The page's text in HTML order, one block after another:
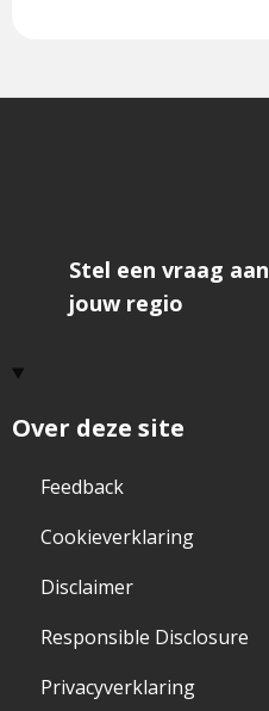
Over deze site
Feedback
Cookieverklaring
Disclaimer
Responsible Disclosure
Privacyverklaring
Stel een vraag
jouw regio